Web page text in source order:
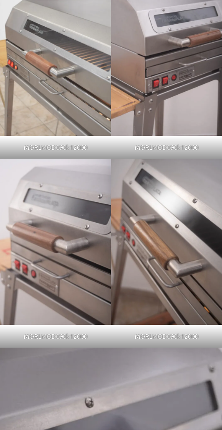
MORLMOD090k12000 MORLMOD090k12000
MORLMOD090k12000 MORLMOD090k12000